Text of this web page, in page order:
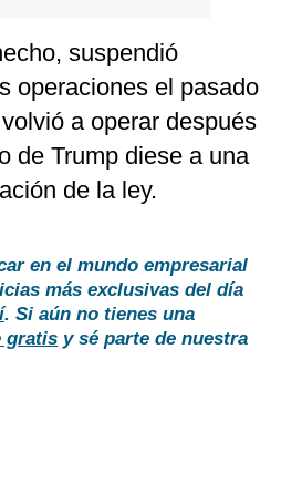
suspendió
operaciones el pasado
a operar después
de Trump diese a una
de la ley.
en el mundo empresarial
más exclusivas del día
. Si aún no tienes una
gratis y sé parte de nuestra